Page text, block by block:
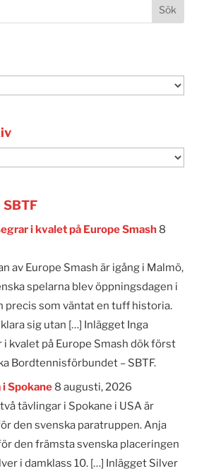
i kvalet på Europe Smash 8
av Europe Smash är igång i Malmö,
spelarna blev öppningsdagen i
precis som väntat en tuff historia.
sig utan […] Inlägget Inga
i kvalet på Europe Smash dök först
Bordtennisförbundet – SBTF.
Spokane 8 augusti, 2026
tävlingar i Spokane i USA är
den svenska paratruppen. Anja
den främsta svenska placeringen
i damklass 10. […] Inlägget Silver